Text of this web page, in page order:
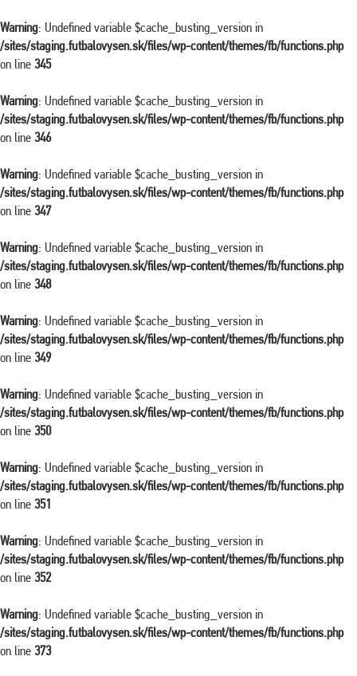
Warning: Undefined variable $cache_busting_version in
/sites/staging.futbalovysen.sk/files/wp-content/themes/fb/functions.php
on line 345
Warning: Undefined variable $cache_busting_version in
/sites/staging.futbalovysen.sk/files/wp-content/themes/fb/functions.php
on line 346
Warning: Undefined variable $cache_busting_version in
/sites/staging.futbalovysen.sk/files/wp-content/themes/fb/functions.php
on line 347
Warning: Undefined variable $cache_busting_version in
/sites/staging.futbalovysen.sk/files/wp-content/themes/fb/functions.php
on line 348
Warning: Undefined variable $cache_busting_version in
/sites/staging.futbalovysen.sk/files/wp-content/themes/fb/functions.php
on line 349
Warning: Undefined variable $cache_busting_version in
/sites/staging.futbalovysen.sk/files/wp-content/themes/fb/functions.php
on line 350
Warning: Undefined variable $cache_busting_version in
/sites/staging.futbalovysen.sk/files/wp-content/themes/fb/functions.php
on line 351
Warning: Undefined variable $cache_busting_version in
/sites/staging.futbalovysen.sk/files/wp-content/themes/fb/functions.php
on line 352
Warning: Undefined variable $cache_busting_version in
/sites/staging.futbalovysen.sk/files/wp-content/themes/fb/functions.php
on line 373